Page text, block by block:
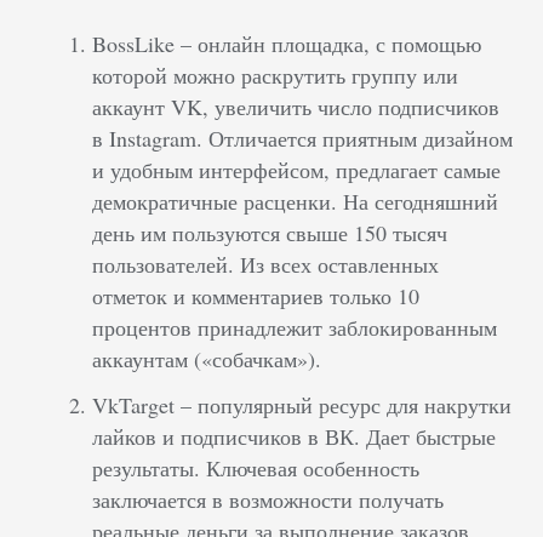
BossLike – онлайн площадка, с помощью
которой можно раскрутить группу или
аккаунт VK, увеличить число подписчиков
в Instagram. Отличается приятным дизайном
и удобным интерфейсом, предлагает самые
демократичные расценки. На сегодняшний
день им пользуются свыше 150 тысяч
пользователей. Из всех оставленных
отметок и комментариев только 10
процентов принадлежит заблокированным
аккаунтам («собачкам»).
VkTarget – популярный ресурс для накрутки
лайков и подписчиков в ВК. Дает быстрые
результаты. Ключевая особенность
заключается в возможности получать